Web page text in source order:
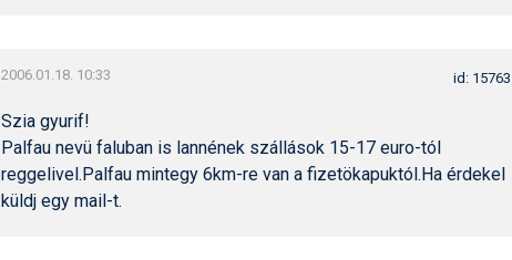
2006.01.18. 10:33 id: 15763
Szia gyurif!
Palfau nevü faluban is lannének szállások 15-17 euro-tól
reggelivel.Palfau mintegy 6km-re van a fizetökapuktól.Ha érdekel
küldj egy mail-t.